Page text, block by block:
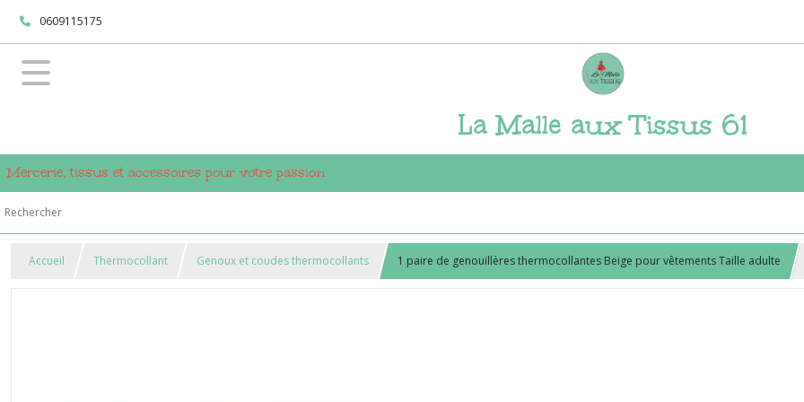
0609115175
La Malle aux Tissus 61
Mercerie, tissus et accessoires pour votre passion
Accueil Thermocollant Genoux et coudes thermocollants 1 paire de genouillères thermocollantes Beige pour vêtements Taille adulte